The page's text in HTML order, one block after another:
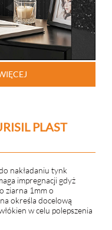
PLAST
nakładaniu tynk
impregnacji gdyż
ziarna 1mm o
określa docelową
w celu polepszenia